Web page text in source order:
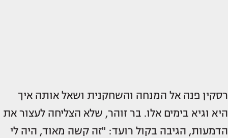
רסקין פנה אל המנחה והשחקנית ושאל אותה איך
היא וגיא בימים אלו. בר זוהר, שלא הצליחה לעצור את
הדמעות, הגיבה בקול רועד: "זה קשה מאוד, היה לי